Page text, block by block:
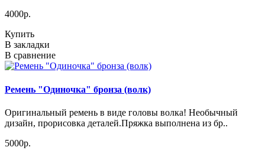
4000р.
Купить
В закладки
В сравнение
Ремень "Одиночка" бронза (волк)
Оригинальный ремень в виде головы волка! Необычный
дизайн, прорисовка деталей.Пряжка выполнена из бр..
5000р.